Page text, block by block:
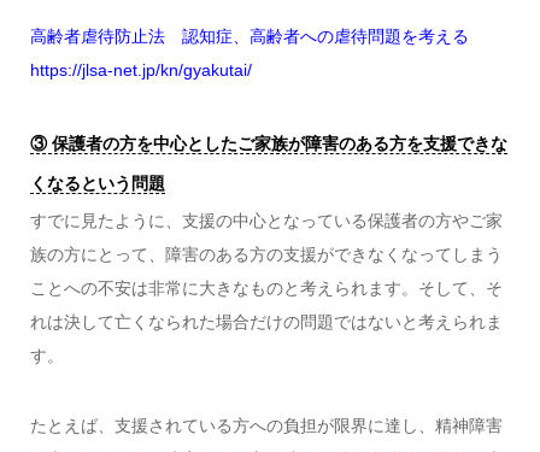
高齢者虐待防止法 認知症、高齢者への虐待問題を考える
https://jlsa-net.jp/kn/gyakutai/
③ 保護者の方を中心としたご家族が障害のある方を支援できな
くなるという問題
すでに見たように、支援の中心となっている保護者の方やご家
族の方にとって、障害のある方の支援ができなくなってしまう
ことへの不安は非常に大きなものと考えられます。そして、そ
れは決して亡くなられた場合だけの問題ではないと考えられま
す。
たとえば、支援されている方への負担が限界に達し、精神障害